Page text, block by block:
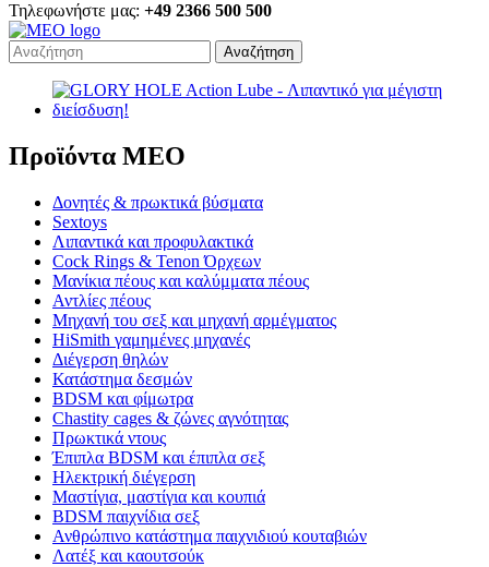
Τηλεφωνήστε μας: +49 2366 500 500
Αναζήτηση
Προϊόντα MEO
Δονητές & πρωκτικά βύσματα
Sextoys
Λιπαντικά και προφυλακτικά
Cock Rings & Tenon Όρχεων
Μανίκια πέους και καλύμματα πέους
Αντλίες πέους
Μηχανή του σεξ και μηχανή αρμέγματος
HiSmith γαμημένες μηχανές
Διέγερση θηλών
Κατάστημα δεσμών
BDSM και φίμωτρα
Chastity cages & ζώνες αγνότητας
Πρωκτικά ντους
Έπιπλα BDSM και έπιπλα σεξ
Ηλεκτρική διέγερση
Μαστίγια, μαστίγια και κουπιά
BDSM παιχνίδια σεξ
Ανθρώπινο κατάστημα παιχνιδιού κουταβιών
Λατέξ και καουτσούκ